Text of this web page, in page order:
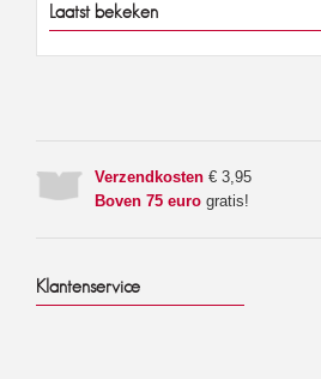
Laatst bekeken
Verzendkosten € 3,95
Boven 75 euro gratis!
Klantenservice